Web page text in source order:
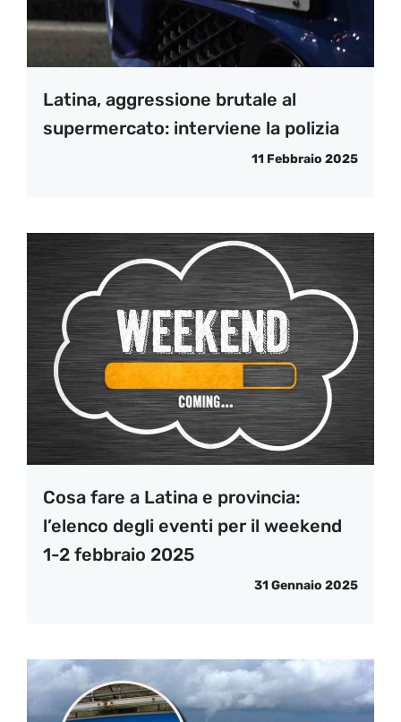
Latina, aggressione brutale al
supermercato: interviene la polizia
11 Febbraio 2025
Cosa fare a Latina e provincia:
l’elenco degli eventi per il weekend
1-2 febbraio 2025
31 Gennaio 2025